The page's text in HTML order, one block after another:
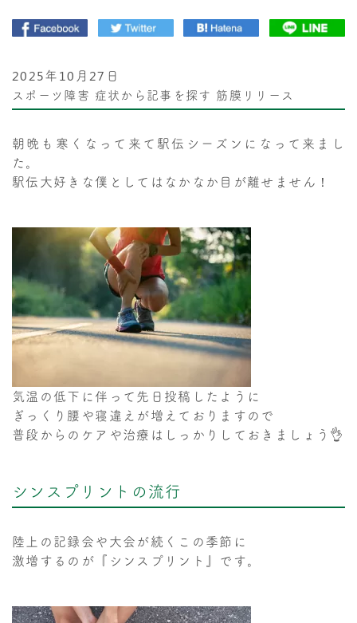
2025年10月27日
スポーツ障害 症状から記事を探す 筋膜リリース
朝晩も寒くなって来て駅伝シーズンになって来まし
た。
駅伝大好きな僕としてはなかなか目が離せません！
気温の低下に伴って先日投稿したように
ぎっくり腰や寝違えが増えておりますので
普段からのケアや治療はしっかりしておきましょう👌
シンスプリントの流行
陸上の記録会や大会が続くこの季節に
激増するのが『シンスプリント』です。